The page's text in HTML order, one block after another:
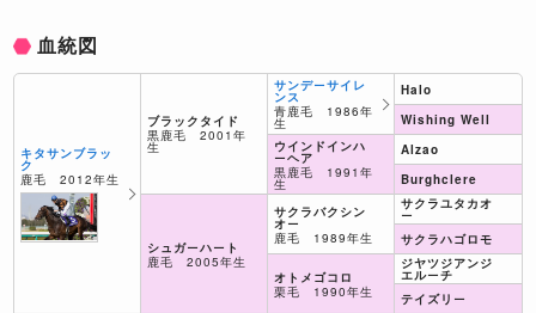
血統図
キタサンブラッ
ク
鹿毛 2012年生
ブラックタイド
黒鹿毛 2001年
生
シュガーハート
鹿毛 2005年生
サンデーサイレ
ンス
青鹿毛 1986年
生
ウインドインハ
ーヘア
黒鹿毛 1991年
生
サクラバクシン
オー
鹿毛 1989年生
オトメゴコロ
栗毛 1990年生
Halo
Wishing Well
Alzao
Burghclere
サクラユタカオ
ー
サクラハゴロモ
ジヤツジアンジ
エルーチ
テイズリー